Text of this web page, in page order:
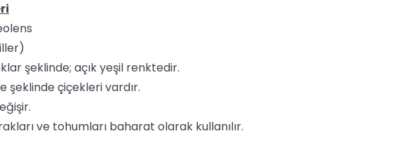
şeklinde; açık yeşil renktedir.
şeklinde çiçekleri vardır.
ve tohumları baharat olarak kullanılır.